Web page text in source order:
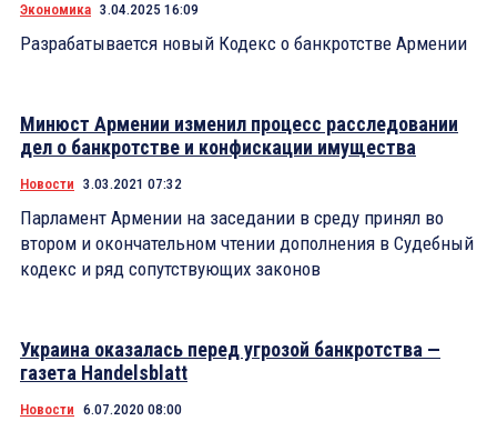
Экономика 3.04.2025 16:09
Разрабатывается новый Кодекс о банкротстве Армении
Минюст Армении изменил процесс расследовании
дел о банкротстве и конфискации имущества
Новости 3.03.2021 07:32
Парламент Армении на заседании в среду принял во
втором и окончательном чтении дополнения в Судебный
кодекс и ряд сопутствующих законов
Украина оказалась перед угрозой банкротства —
газета Handelsblatt
Новости 6.07.2020 08:00